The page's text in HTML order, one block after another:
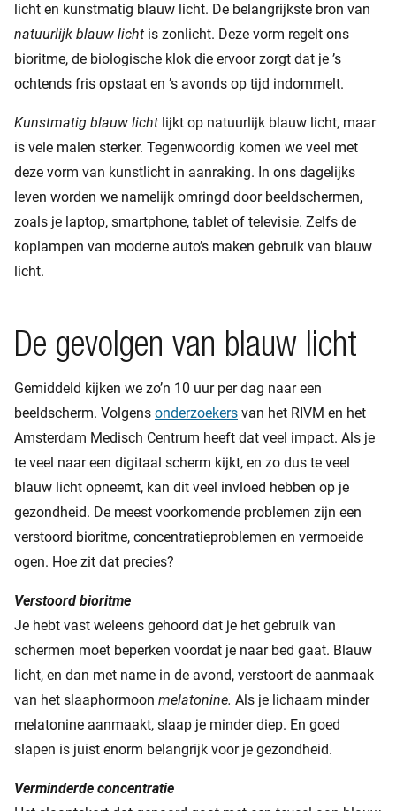
licht en kunstmatig blauw licht. De belangrijkste bron van
natuurlijk blauw licht is zonlicht. Deze vorm regelt ons
bioritme, de biologische klok die ervoor zorgt dat je ’s
ochtends fris opstaat en ’s avonds op tijd indommelt.
Kunstmatig blauw licht lijkt op natuurlijk blauw licht, maar
is vele malen sterker. Tegenwoordig komen we veel met
deze vorm van kunstlicht in aanraking. In ons dagelijks
leven worden we namelijk omringd door beeldschermen,
zoals je laptop, smartphone, tablet of televisie. Zelfs de
koplampen van moderne auto’s maken gebruik van blauw
licht.
De gevolgen van blauw licht
Gemiddeld kijken we zo’n 10 uur per dag naar een
beeldscherm. Volgens onderzoekers van het RIVM en het
Amsterdam Medisch Centrum heeft dat veel impact. Als je
te veel naar een digitaal scherm kijkt, en zo dus te veel
blauw licht opneemt, kan dit veel invloed hebben op je
gezondheid. De meest voorkomende problemen zijn een
verstoord bioritme, concentratieproblemen en vermoeide
ogen. Hoe zit dat precies?
Verstoord bioritme
Je hebt vast weleens gehoord dat je het gebruik van
schermen moet beperken voordat je naar bed gaat. Blauw
licht, en dan met name in de avond, verstoort de aanmaak
van het slaaphormoon melatonine. Als je lichaam minder
melatonine aanmaakt, slaap je minder diep. En goed
slapen is juist enorm belangrijk voor je gezondheid.
Verminderde concentratie